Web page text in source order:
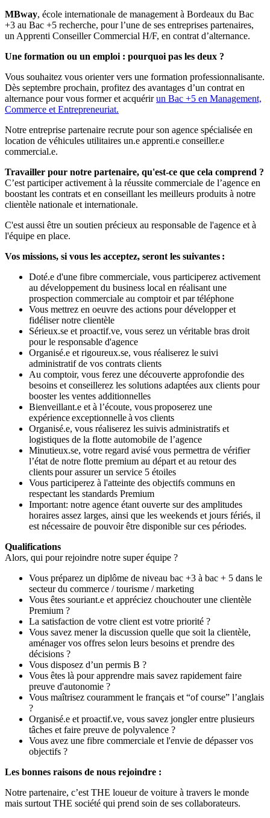
MBway, école internationale de management à Bordeaux du Bac
+3 au Bac +5 recherche, pour l’une de ses entreprises partenaires,
un Apprenti Conseiller Commercial H/F, en contrat d’alternance.
Une formation ou un emploi : pourquoi pas les deux ?
Vous souhaitez vous orienter vers une formation professionnalisante.
Dès septembre prochain, profitez des avantages d’un contrat en
alternance pour vous former et acquérirun Bac +5 en Management,
Commerce et Entrepreneuriat.
Notre entreprise partenaire recrute pour son agence spécialisée en
location de véhicules utilitaires un.e apprenti.e conseiller.e
commercial.e.
Travailler pour notre partenaire, qu'est-ce que cela comprend ?
C’est participer activement à la réussite commerciale de l’agence en
boostant les contrats et en conseillant les meilleurs produits à notre
clientèle nationale et internationale.
C'est aussi être un soutien précieux au responsable de l'agence et à
l'équipe en place.
Vos missions, si vous les acceptez, seront les suivantes :
Doté.e d'une fibre commerciale, vous participerez activement
au développement du business local en réalisant une
prospection commerciale au comptoir et par téléphone
Vous mettrez en oeuvre des actions pour développer et
fidéliser notre clientèle
Sérieux.se et proactif.ve, vous serez un véritable bras droit
pour le responsable d'agence
Organisé.e et rigoureux.se, vous réaliserez le suivi
administratif de vos contrats clients
Au comptoir, vous ferez une découverte approfondie des
besoins et conseillerez les solutions adaptées aux clients pour
booster les ventes additionnelles
Bienveillant.e et à l’écoute, vous proposerez une
expérience exceptionnelle à vos clients
Organisé.e, vous réaliserez les suivis administratifs et
logistiques de la flotte automobile de l’agence
Minutieux.se, votre regard avisé vous permettra de vérifier
l’état de notre flotte premium au départ et au retour des
clients pour assurer un service 5 étoiles
Vous participerez à l'atteinte des objectifs communs en
respectant les standards Premium
Important: notre agence étant ouverte sur des amplitudes
horaires assez larges, ainsi que les weekends et jours fériés, il
est nécessaire de pouvoir être disponible sur ces périodes.
Qualifications
Alors, qui pour rejoindre notre super équipe ?
Vous préparez un diplôme de niveau bac +3 à bac + 5 dans le
secteur du commerce / tourisme / marketing
Vous êtes souriant.e et appréciez chouchouter une clientèle
Premium ?
La satisfaction de votre client est votre priorité ?
Vous savez mener la discussion quelle que soit la clientèle,
aménager vos offres selon leurs besoins et prendre des
décisions ?
Vous disposez d’un permis B ?
Vous êtes là pour apprendre mais savez rapidement faire
preuve d'autonomie ?
Vous maîtrisez couramment le français et “of course” l’anglais
?
Organisé.e et proactif.ve, vous savez jongler entre plusieurs
tâches et faire preuve de polyvalence ?
Vous avez une fibre commerciale et l'envie de dépasser vos
objectifs ?
Les bonnes raisons de nous rejoindre :
Notre partenaire, c’est THE loueur de voiture à travers le monde
mais surtout THE société qui prend soin de ses collaborateurs.